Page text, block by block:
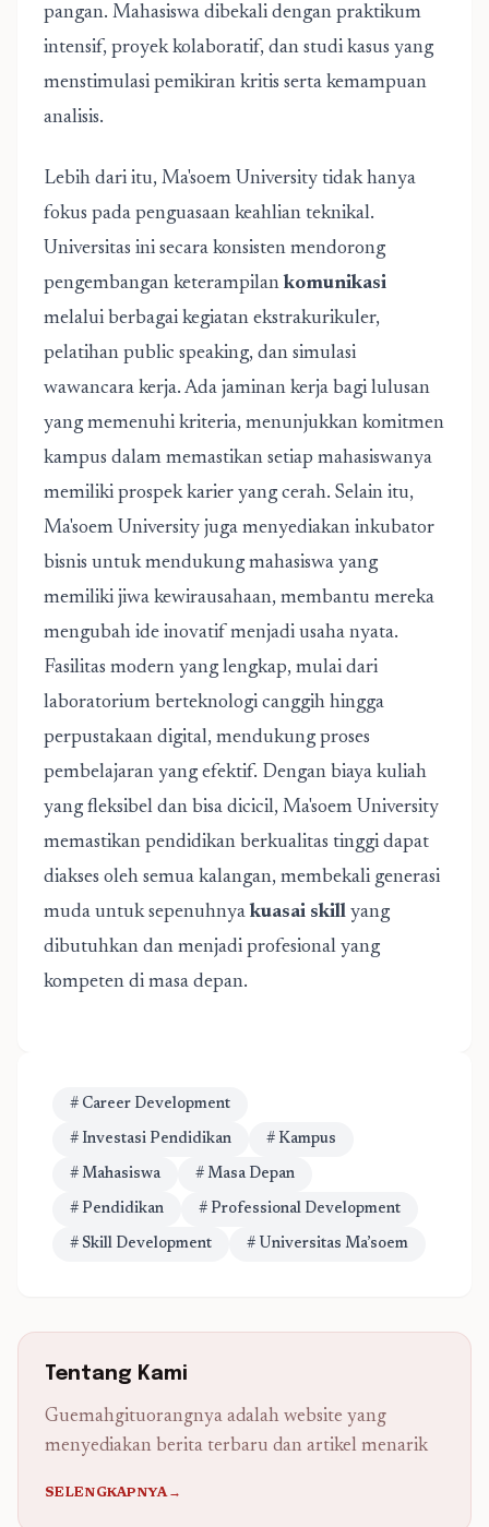
pangan. Mahasiswa dibekali dengan praktikum
intensif, proyek kolaboratif, dan studi kasus yang
menstimulasi pemikiran kritis serta kemampuan
analisis.
Lebih dari itu, Ma'soem University tidak hanya
fokus pada penguasaan keahlian teknikal.
Universitas ini secara konsisten mendorong
pengembangan keterampilan komunikasi
melalui berbagai kegiatan ekstrakurikuler,
pelatihan public speaking, dan simulasi
wawancara kerja. Ada jaminan kerja bagi lulusan
yang memenuhi kriteria, menunjukkan komitmen
kampus dalam memastikan setiap mahasiswanya
memiliki prospek karier yang cerah. Selain itu,
Ma'soem University juga menyediakan inkubator
bisnis untuk mendukung mahasiswa yang
memiliki jiwa kewirausahaan, membantu mereka
mengubah ide inovatif menjadi usaha nyata.
Fasilitas modern yang lengkap, mulai dari
laboratorium berteknologi canggih hingga
perpustakaan digital, mendukung proses
pembelajaran yang efektif. Dengan biaya kuliah
yang fleksibel dan bisa dicicil, Ma'soem University
memastikan pendidikan berkualitas tinggi dapat
diakses oleh semua kalangan, membekali generasi
muda untuk sepenuhnya kuasai skill yang
dibutuhkan dan menjadi profesional yang
kompeten di masa depan.
# Career Development
# Investasi Pendidikan # Kampus
# Mahasiswa # Masa Depan
# Pendidikan # Professional Development
# Skill Development # Universitas Ma’soem
Tentang Kami
Guemahgituorangnya adalah website yang
menyediakan berita terbaru dan artikel menarik
SELENGKAPNYA→